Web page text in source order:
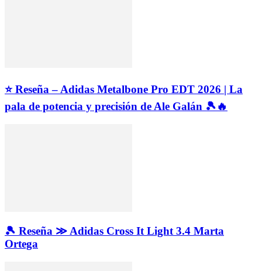
⭐ Reseña – Adidas Metalbone Pro EDT 2026 | La
pala de potencia y precisión de Ale Galán 🎾🔥
🎾 Reseña ≫ Adidas Cross It Light 3.4 Marta
Ortega